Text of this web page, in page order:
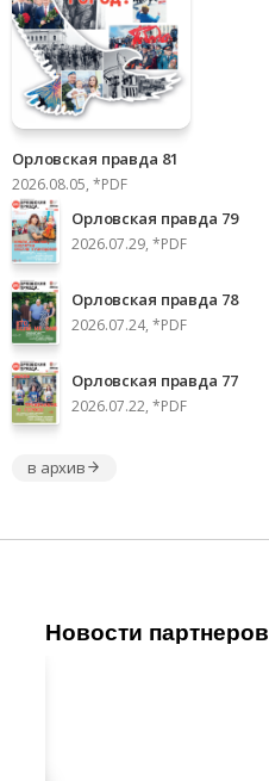
Орловская правда 81
2026.08.05, *PDF
Орловская правда 79
2026.07.29, *PDF
Орловская правда 78
2026.07.24, *PDF
Орловская правда 77
2026.07.22, *PDF
в архив
Новости партнеров